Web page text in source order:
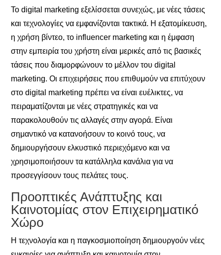
Το digital marketing εξελίσσεται συνεχώς, με νέες τάσεις
και τεχνολογίες να εμφανίζονται τακτικά. Η εξατομίκευση,
η χρήση βίντεο, το influencer marketing και η έμφαση
στην εμπειρία του χρήστη είναι μερικές από τις βασικές
τάσεις που διαμορφώνουν το μέλλον του digital
marketing. Οι επιχειρήσεις που επιθυμούν να επιτύχουν
στο digital marketing πρέπει να είναι ευέλικτες, να
πειραματίζονται με νέες στρατηγικές και να
παρακολουθούν τις αλλαγές στην αγορά. Είναι
σημαντικό να κατανοήσουν το κοινό τους, να
δημιουργήσουν ελκυστικό περιεχόμενο και να
χρησιμοποιήσουν τα κατάλληλα κανάλια για να
προσεγγίσουν τους πελάτες τους.
Προοπτικές Ανάπτυξης και
Καινοτομίας στον Επιχειρηματικό
Χώρο
Η τεχνολογία και η παγκοσμιοποίηση δημιουργούν νέες